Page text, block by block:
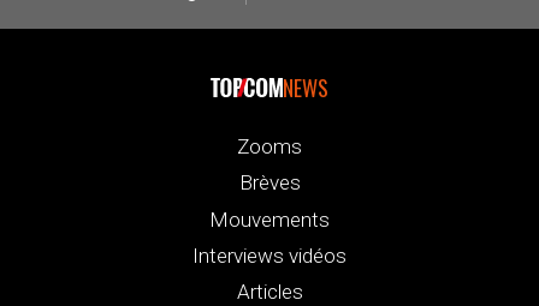
NEWS
Zooms
Brèves
Mouvements
Interviews vidéos
Articles